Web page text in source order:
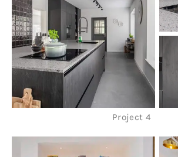
Project 4